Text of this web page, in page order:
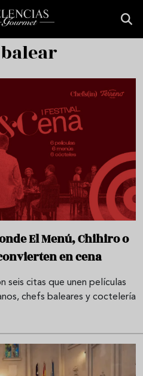
El Menú, Chihiro o
en cena
seis citas que unen películas
chefs baleares y coctelería